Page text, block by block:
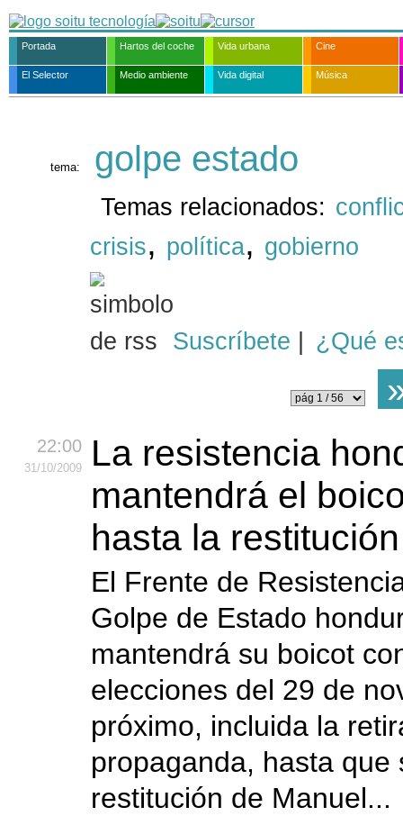
Portada Hartos del coche Vida urbana Cine
El Selector Medio ambiente Vida digital Música
tema: golpe estado
Temas relacionados:
crisis, política, gobierno
Suscríbete ¿Qué
22:00
31/10/2009
La resistencia
mantendrá el
hasta la
El Frente de
Golpe de Estado
mantendrá su boicot
elecciones del 29 de
próximo, incluida la
propaganda, hasta que
restitución de Manuel...